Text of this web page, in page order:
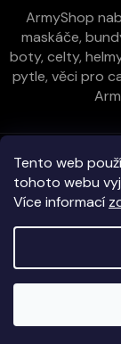
Tento web
tohoto webu
Více informací
Veškeré
ArmyShop
maskáče,
boty, celty,
pytle, věci pro
Zákaznická
Vše o nákupu